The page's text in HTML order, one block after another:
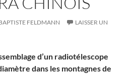
FELDMANN
LAISSER UN
d’un radiotélescope
dans les montagnes de